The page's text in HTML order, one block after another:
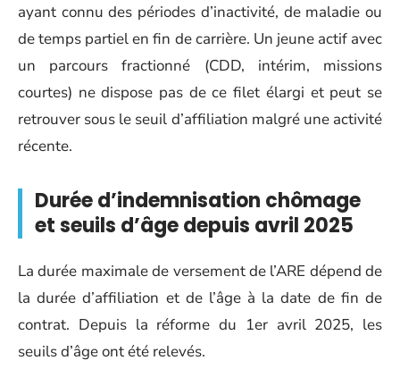
ayant connu des périodes d’inactivité, de maladie ou
de temps partiel en fin de carrière. Un jeune actif avec
un parcours fractionné (CDD, intérim, missions
courtes) ne dispose pas de ce filet élargi et peut se
retrouver sous le seuil d’affiliation malgré une activité
récente.
Durée d’indemnisation chômage
et seuils d’âge depuis avril 2025
La durée maximale de versement de l’ARE dépend de
la durée d’affiliation et de l’âge à la date de fin de
contrat. Depuis la réforme du 1er avril 2025, les
seuils d’âge ont été relevés.